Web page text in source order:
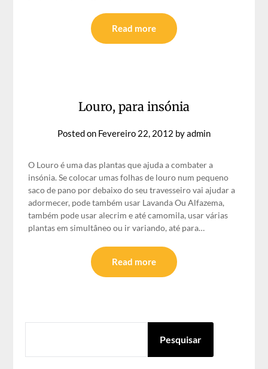
Read more
Louro, para insónia
Posted on Fevereiro 22, 2012 byadmin
O Louro é uma das plantas que ajuda a combater a
insónia. Se colocar umas folhas de louro num pequeno
saco de pano por debaixo do seu travesseiro vai ajudar a
adormecer, pode também usar Lavanda Ou Alfazema,
também pode usar alecrim e até camomila, usar várias
plantas em simultâneo ou ir variando, até para…
Read more
Pesquisar